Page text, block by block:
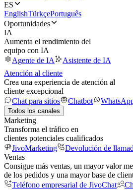
ES
EnglishTürkçePortuguês
Oportunidades
IA
Aumenta el rendimiento del
equipo con IA
Agente de IA
Asistente de IA
Atención al cliente
Crea una experiencia de atención al
cliente excepcional
Chat para sitios
Chatbot
Todos los canales
Marketing
Transforma el tráfico en
clientes potenciales cualificados
JivoMarketing
Devolución de
Ventas
Consigue más ventas, un mayor valor
de los pedidos y una mayor base de
Teléfono empresarial de JivoChat